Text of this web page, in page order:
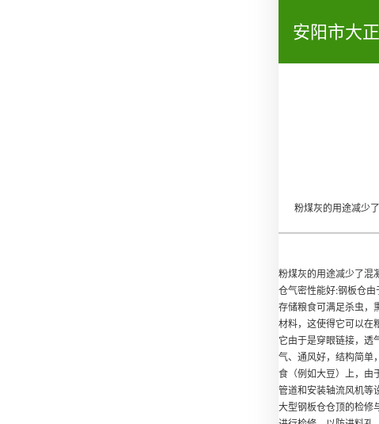
安阳市大
粉煤灰的用途减少
粉煤灰的用途减少了混
仓气密性能好:钢板仓
存储粮食可满足杀虫，
材料，这使得它可以在
它由于是穿眼链接，透
气、通风好，结构简单
食（例如大豆）上，由
管道和安装轴流风机等
大型钢板仓仓顶的检修